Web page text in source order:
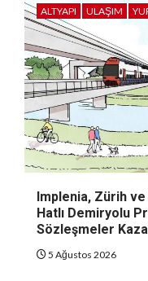
ALTYAPI ULAŞIM
Implenia, Zürih
Hatlı Demiryolu
Sözleşmeler
5 Ağustos 2026